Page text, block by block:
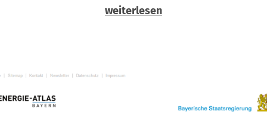
weiterlesen